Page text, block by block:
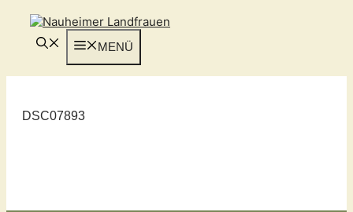
Inhalt
springen
MENÜ
DSC07893